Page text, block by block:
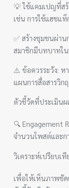
💡 ใช้แคมเปญที่ส
เช่น การใช้แฮชแ
✅ สร้างชุมชนผ่า
สมาชิกมีบทบาทใน
⚠️ ข้อควรระวัง: ห
แผนการสื่อสารวิก
ตัวชี้วัดที่ประเมินผ
🔍 Engagement
จำนวนโพสต์และก
วิเคราะห์เปรียบเ
เพื่อให้เห็นภาพชัด